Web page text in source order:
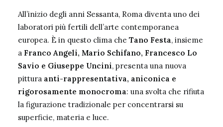
All’inizio degli anni Sessanta, Roma diventa uno dei
laboratori più fertili dell’arte contemporanea
europea. È in questo clima che Tano Festa, insieme
a Franco Angeli, Mario Schifano, Francesco Lo
Savio e Giuseppe Uncini, presenta una nuova
pittura anti-rappresentativa, aniconica e
rigorosamente monocroma: una svolta che rifiuta
la figurazione tradizionale per concentrarsi su
superficie, materia e luce.